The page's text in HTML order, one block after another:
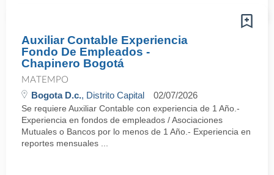
Auxiliar Contable Experiencia
Fondo De Empleados -
Chapinero Bogotá
MATEMPO
Bogota D.c., Distrito Capital 02/07/2026
Se requiere Auxiliar Contable con experiencia de 1 Año.-
Experiencia en fondos de empleados / Asociaciones
Mutuales o Bancos por lo menos de 1 Año.- Experiencia en
reportes mensuales ...